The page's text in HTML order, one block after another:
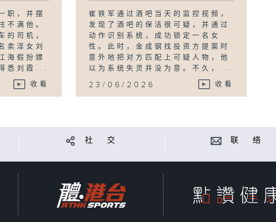
职，并摆
不满他。
的司机，
卖淫女刘
海假扮嫖
悉刘霞...
收看
崔铁军通过酒吧当天的监控视频，
发现了酒吧的保洁很可疑，并通过
动作识别系统，成功锁定一名女
性。此时，金成钢找投资方提案时
意外地把对方匹配上可疑人物，他
以为系统失灵并没为意。不久，...
23/06/2026 收看
社 交 联 络